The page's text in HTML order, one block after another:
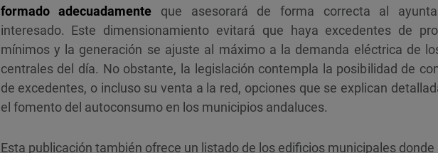
formado adecuadamente que asesorará de forma correcta al
interesado. Este dimensionamiento evitará que haya excedentes de
mínimos y la generación se ajuste al máximo a la demanda eléctrica de
centrales del día. No obstante, la legislación contempla la posibilidad de
de excedentes, o incluso su venta a la red, opciones que se explican
el fomento del autoconsumo en los municipios andaluces.
Esta publicación también ofrece un listado de los edificios municipales donde